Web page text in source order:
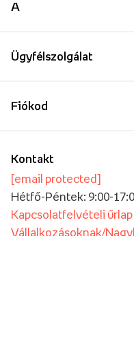
A
Ügyfélszolgálat
Kontakt
[email protected]
Hétfő-Péntek: 9:00-
Kapcsolatfelvételi űrlap
Vállalkozásoknak/
Fiókod